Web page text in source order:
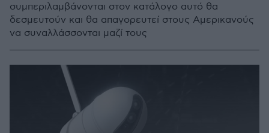
συμπεριλαμβάνονται στον κατάλογο αυτό θα
δεσμευτούν και θα απαγορευτεί στους Αμερικανούς
να συναλλάσσονται μαζί τους